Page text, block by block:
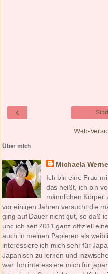
‹
Web-
Über mich
Michaela
Ich bin eine Frau
das heißt, ich bin
männlichen Körper
vor einigen Jahren versucht die
ging auf Dauer nicht gut, so daß
und ich seit 2011 ganz offiziell
auch in meinen Papieren als
interessiere ich mich sehr für
Japanisch zu lernen und
war. Ich interessiere mich für